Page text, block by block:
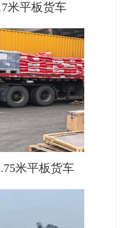
米平板货车
米平板货车